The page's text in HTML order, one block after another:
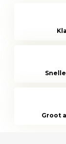
Groot